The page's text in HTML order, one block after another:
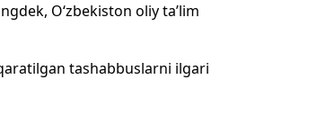
O‘zbekiston oliy ta’lim
tashabbuslarni ilgari